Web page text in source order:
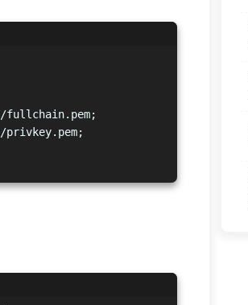
fullchain.pem;
privkey.pem;